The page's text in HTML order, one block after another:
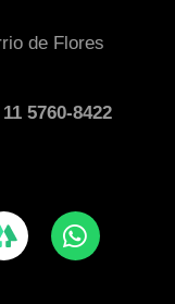
de Flores
5760-8422
W
h